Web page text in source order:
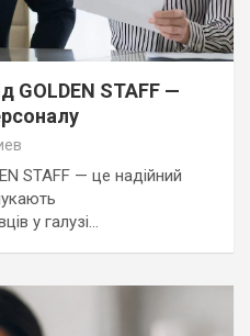
GOLDEN STAFF —
STAFF — це надійний
у галузі…